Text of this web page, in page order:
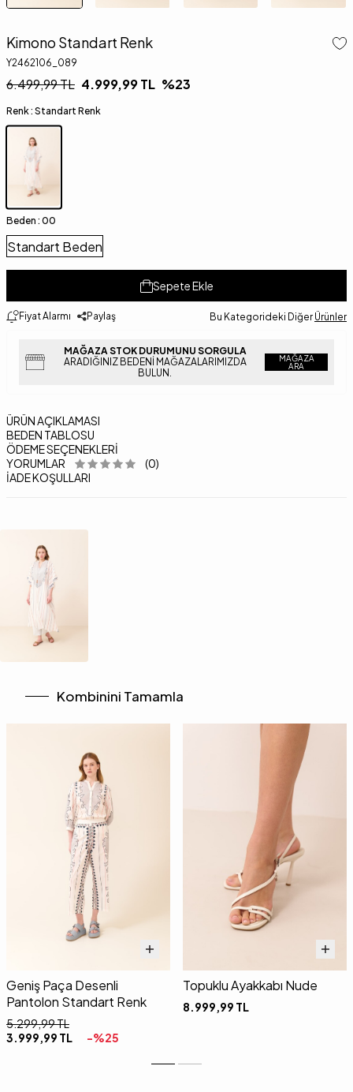
Kimono Standart Renk
Y2462106_089
6.499,99TL 4.999,99TL %23
Renk : Standart Renk
Beden : 00
Standart Beden
Sepete Ekle
Fiyat Alarmı Paylaş Bu Kategorideki Diğer Ürünler
MAĞAZA STOK DURUMUNU SORGULA
ARADIĞINIZ BEDENI MAĞAZALARIMIZDA
BULUN.
MAĞAZA
ARA
ÜRÜN AÇIKLAMASI
BEDEN TABLOSU
ÖDEME SEÇENEKLERI
YORUMLAR
(0)
İADE KOŞULLARI
Kombinini Tamamla
Geniş Paça Desenli
Pantolon Standart Renk
5.299,99TL
3.999,99 TL -%25
Topuklu Ayakkabı Nude
8.999,99 TL